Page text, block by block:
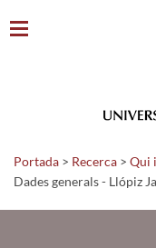
Portada > Recerca > Qui
Dades generals - Llópiz